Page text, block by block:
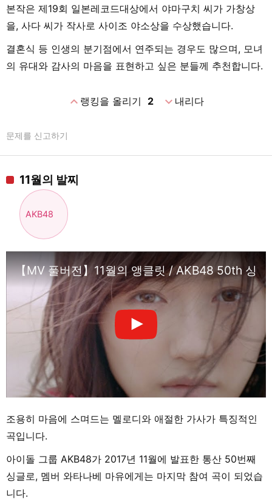
본작은 제19회 일본레코드대상에서 야마구치 씨가 가창상
을, 사다 씨가 작사로 사이조 야소상을 수상했습니다.
결혼식 등 인생의 분기점에서 연주되는 경우도 많으며, 모녀
의 유대와 감사의 마음을 표현하고 싶은 분들께 추천합니다.
expand_less랭킹을 올리기 2 expand_more내리다
문제를 신고하기
11월의 발찌
AKB48
【MV 풀버전】11월의 앵클릿 / AKB48 50th 싱
조용히 마음에 스며드는 멜로디와 애절한 가사가 특징적인
곡입니다.
아이돌 그룹 AKB48가 2017년 11월에 발표한 통산 50번째
싱글로, 멤버 와타나베 마유에게는 마지막 참여 곡이 되었습
니다.